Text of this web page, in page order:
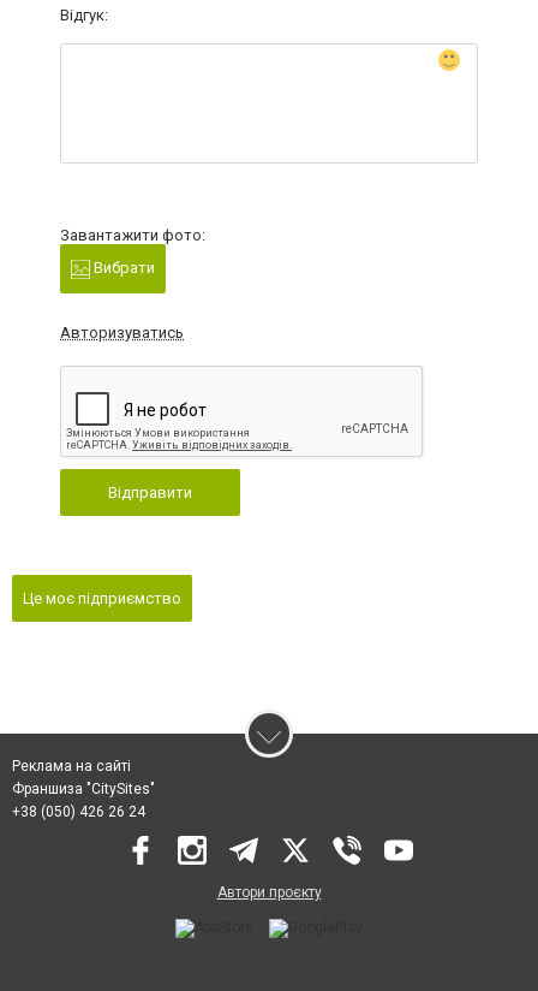
Відгук:
Завантажити фото:
Вибрати
Авторизуватись
Відправити
Це моє підприємство
Реклама на сайті
Франшиза "CitySites"
+38 (050) 426 26 24
Автори проєкту